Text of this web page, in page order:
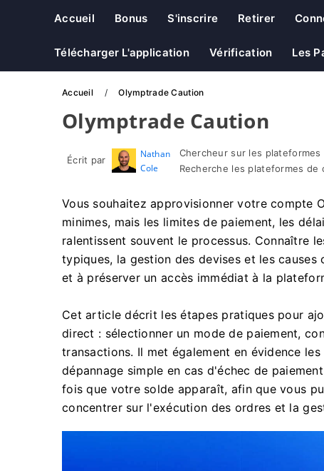
Accueil Bonus S'inscrire Retirer
Télécharger L'application Vérification Les
Accueil Olymptrade Caution
Olymptrade Caution
Écrit par
Nathan
Cole
Chercheur sur les
Recherche les plateformes
Vous souhaitez approvisionner votre compte
minimes, mais les limites de paiement, les
ralentissent souvent le processus. Connaître
typiques, la gestion des devises et les
et à préserver un accès immédiat à la
Cet article décrit les étapes pratiques pour
direct : sélectionner un mode de paiement,
transactions. Il met également en évidence
dépannage simple en cas d'échec de
fois que votre solde apparaît, afin que vous
concentrer sur l'exécution des ordres et la